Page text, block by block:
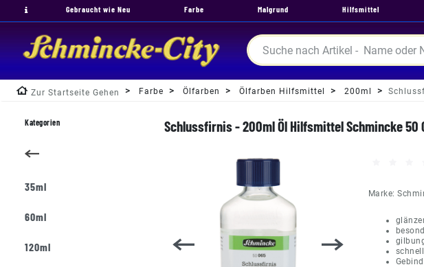
Gebraucht wie Neu Farbe Malgrund Hilfsmittel
Zur Startseite Gehen Farbe Ölfarben Ölfarben Hilfsmittel 200ml
Schlussfirnis - 200ml Öl Hilfsmittel Schmincke 50
Marke:
Kategorien
35ml
60ml
120ml